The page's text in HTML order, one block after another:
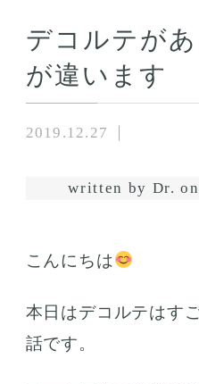
デコルテが
が違います
2019.12.27
written by Dr.
こんにちは
本日はデコルテはす
話です。